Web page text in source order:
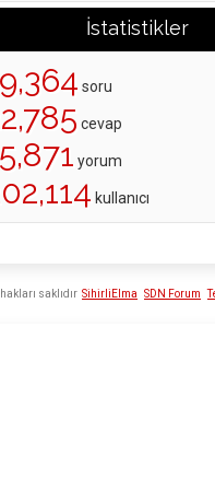
İstatistikler
soru
cevap
yorum
kullanıcı
SihirliElma SDN Forum
saklıdır